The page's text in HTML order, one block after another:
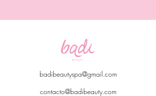
badibeautyspa@gmail.com
contacto@badibeauty.com